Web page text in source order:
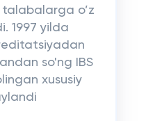
talabalarga o’z
1997 yilda
so'ng IBS
xususiy